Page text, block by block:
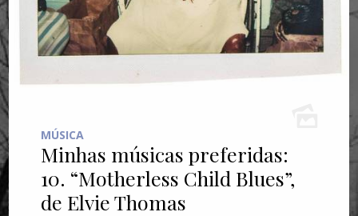
MÚSICA
Minhas músicas preferidas:
10. “Motherless Child Blues”,
de Elvie Thomas